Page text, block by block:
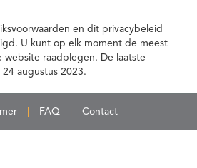
en dit privacybeleid
U kunt op elk moment de meest
website raadplegen. De laatste
augustus 2023.
FAQ Contact